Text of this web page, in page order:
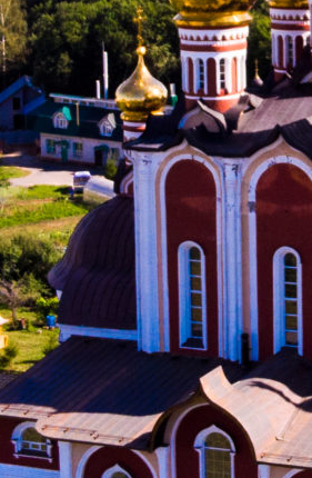
ШКОЛА
КЛУБ «КОРАБЛЬ ВЕРЫ»
КЛУБ «ФАВОР»
БЕСЕДЫ»
БЕСЕДЫ
ПОМОЩИ
КОРМИЛЬЦЫ
НОВОМУЧЕНИКОВ И